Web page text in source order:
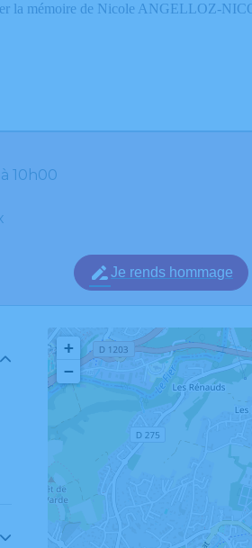
la mémoire de Nicole ANGELLOZ-
10h00
Je rends hommage
+
−